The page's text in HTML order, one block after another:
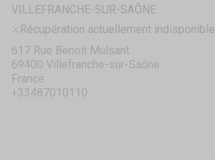
VILLEFRANCHE-SUR-SAÔNE
Récupération actuellement indisponible
617 Rue Benoit Mulsant
69400 Villefranche-sur-Saône
France
+33487010110